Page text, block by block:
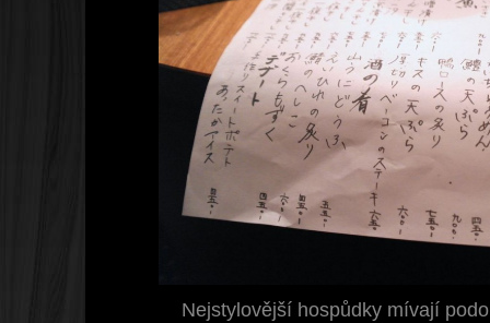
Nejstylovější hospůdky mívají